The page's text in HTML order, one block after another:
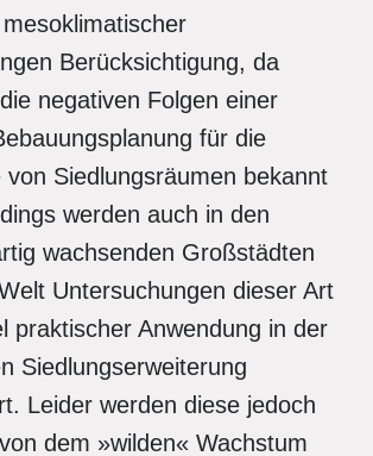
Berücksichtigung, da
negativen Folgen einer
für die
von Siedlungsräumen bekannt
werden auch in den
wachsenden Großstädten
Untersuchungen dieser Art
praktischer Anwendung in der
Siedlungserweiterung
Leider werden diese jedoch
dem »wilden« Wachstum